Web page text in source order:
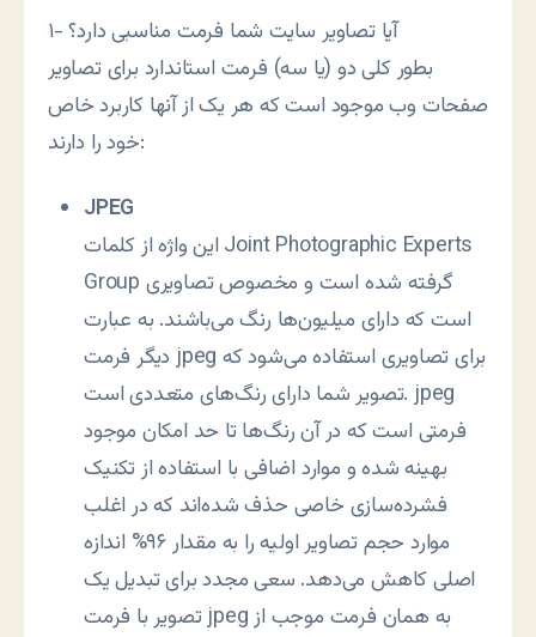
۱- آیا تصاویر سایت شما فرمت مناسبی دارد؟
بطور کلی دو (یا سه) فرمت استاندارد برای تصاویر
صفحات وب موجود است که هر یک از آنها کاربرد خاص
خود را دارند:
JPEG
این واژه از کلمات Joint Photographic Experts
Group گرفته شده است و مخصوص تصاویری
است که دارای میلیون‌ها رنگ می‌باشند. به عبارت
دیگر فرمت jpeg برای تصاویری استفاده می‌شود که
تصویر شما دارای رنگ‌های متعددی است. jpeg
فرمتی است که در آن رنگ‌ها تا حد امکان موجود
بهینه شده و موارد اضافی با استفاده از تکنیک
فشرده‌سازی خاصی حذف شده‌اند که در اغلب
موارد حجم تصاویر اولیه را به مقدار ۹۶% اندازه
اصلی کاهش می‌دهد. سعی مجدد برای تبدیل یک
تصویر با فرمت jpeg به همان فرمت موجب از